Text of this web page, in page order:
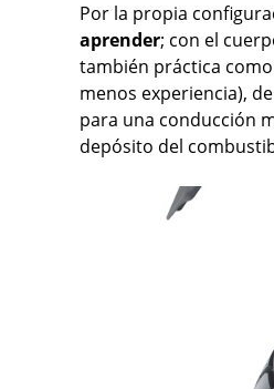
Por la propia
aprender; con el
también práctica
menos experiencia),
para una conducción
depósito del